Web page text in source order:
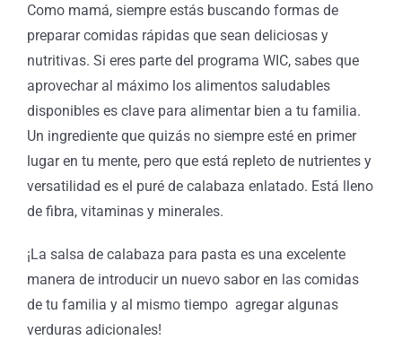
Como mamá, siempre estás buscando formas de
preparar comidas rápidas que sean deliciosas y
nutritivas. Si eres parte del programa WIC, sabes que
aprovechar al máximo los alimentos saludables
disponibles es clave para alimentar bien a tu familia.
Un ingrediente que quizás no siempre esté en primer
lugar en tu mente, pero que está repleto de nutrientes y
versatilidad es el puré de calabaza enlatado. Está lleno
de fibra, vitaminas y minerales.
¡La salsa de calabaza para pasta es una excelente
manera de introducir un nuevo sabor en las comidas
de tu familia y al mismo tiempo agregar algunas
verduras adicionales!